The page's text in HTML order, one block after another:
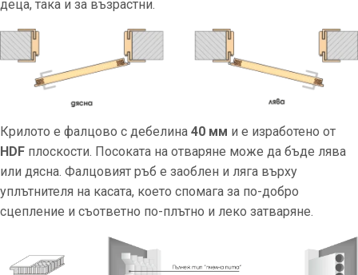
деца, така и за възрастни.
Крилото е фалцово с дебелина 40 мм и е изработено от
HDF плоскости. Посоката на отваряне може да бъде лява
или дясна. Фалцовият ръб е заоблен и ляга върху
уплътнителя на касата, което спомага за по-добро
сцепление и съответно по-плътно и леко затваряне.